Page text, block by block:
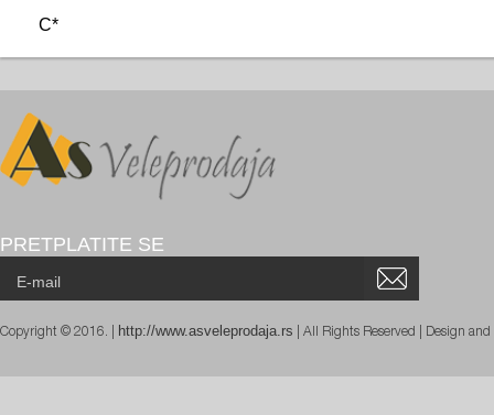
C*
PRETPLATITE SE
Copyright © 2016. | http://www.asveleprodaja.rs | All Rights Reserved | Design